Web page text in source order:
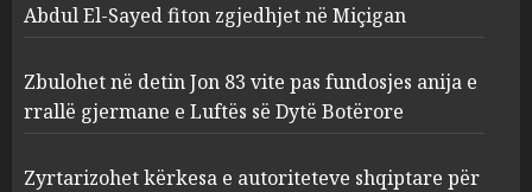
pas fundosjes anija e rrallë
gjermane e Luftës së Dytë
Botërore
Abdul El-Sayed fiton zgjedhjet në Miçigan
Zbulohet në detin Jon 83 vite pas fundosjes anija e
rrallë gjermane e Luftës së Dytë Botërore
Zyrtarizohet kërkesa e autoriteteve shqiptare për